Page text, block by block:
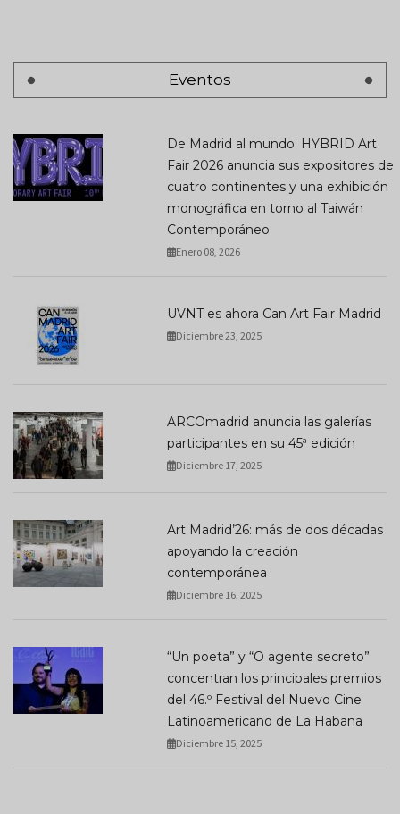
Eventos
De Madrid al mundo: HYBRID Art
Fair 2026 anuncia sus expositores de
cuatro continentes y una exhibición
monográfica en torno al Taiwán
Contemporáneo
Enero 08, 2026
UVNT es ahora Can Art Fair Madrid
Diciembre 23, 2025
ARCOmadrid anuncia las galerías
participantes en su 45ª edición
Diciembre 17, 2025
Art Madrid’26: más de dos décadas
apoyando la creación
contemporánea
Diciembre 16, 2025
“Un poeta” y “O agente secreto”
concentran los principales premios
del 46.º Festival del Nuevo Cine
Latinoamericano de La Habana
Diciembre 15, 2025